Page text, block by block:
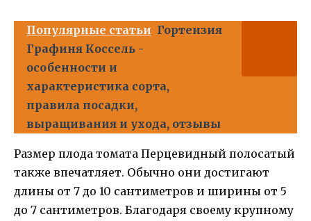
Популярные статьи Гортензия
Графиня Коссель -
особенности и
характеристика сорта,
правила посадки,
выращивания и ухода, отзывы
Размер плода томата Перцевидный полосатый
также впечатляет. Обычно они достигают
длины от 7 до 10 сантиметров и ширины от 5
до 7 сантиметров. Благодаря своему крупному